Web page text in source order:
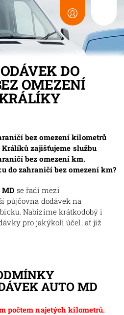
DO
OMEZENÍ
bez omezení kilometrů
zajišťujeme službu
bez omezení km.
do zahraničí bez omezení km?
MD se řadí mezi
půjčovna dodávek na
Nabízíme krátkodobý i
pro jakýkoli účel, ať již
AUTO MD
počtem najetých kilometrů.